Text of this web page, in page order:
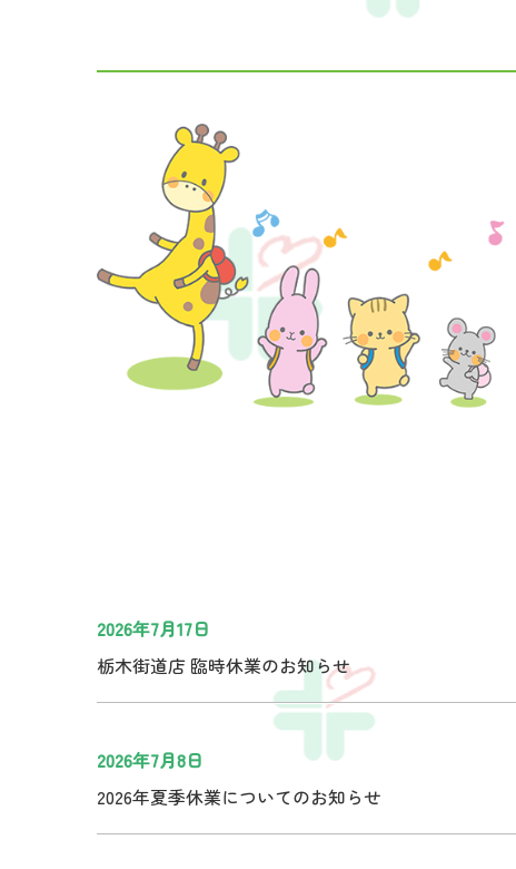
2026年7月17日
栃木街道店 臨時休業のお知らせ
2026年7月8日
2026年夏季休業についてのお知らせ